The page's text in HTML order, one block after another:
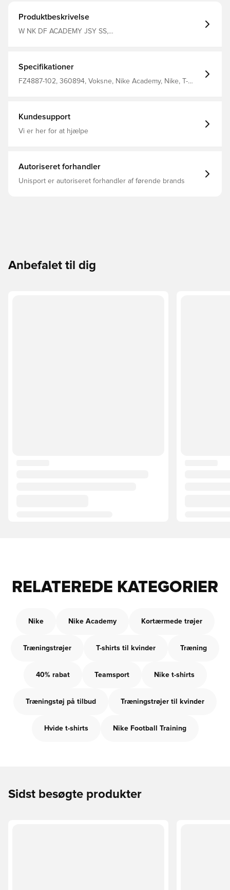
Produktbeskrivelse
W NK DF ACADEMY JSY SS,
Specifikationer
FZ4887-102, 360894, Voksne, Nike Academy, Nike, T-
Kundesupport
Vi er her for at hjælpe
Autoriseret forhandler
Unisport er autoriseret forhandler af førende brands
Anbefalet til dig
RELATEREDE KATEGORIER
Nike Nike Academy Kortærmede trøjer
Træningstrøjer T-shirts til kvinder Træning
40% rabat Teamsport Nike t-shirts
Træningstøj på tilbud Træningstrøjer til kvinder
Hvide t-shirts Nike Football Training
Sidst besøgte produkter